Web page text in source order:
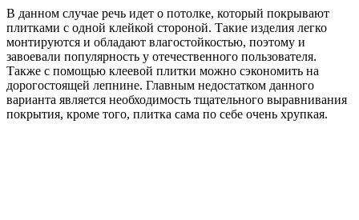
В данном случае речь идет о потолке, который покрывают
плитками с одной клейкой стороной. Такие изделия легко
монтируются и обладают влагостойкостью, поэтому и
завоевали популярность у отечественного пользователя.
Также с помощью клеевой плитки можно сэкономить на
дорогостоящей лепнине. Главным недостатком данного
варианта является необходимость тщательного выравнивания
покрытия, кроме того, плитка сама по себе очень хрупкая.